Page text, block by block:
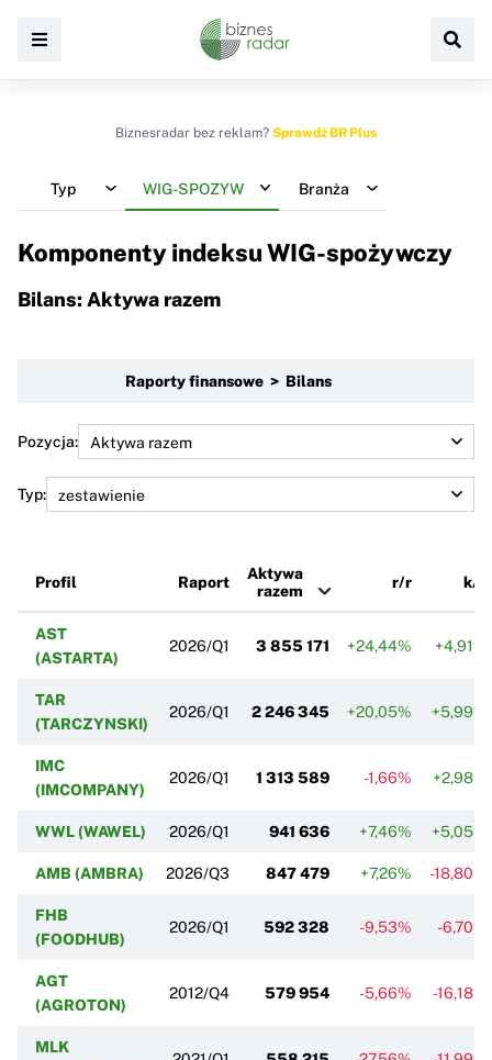
Biznesradar bez reklam? Sprawdź BR Plus
Typ WIG-SPOZYW Branża
Komponenty indeksuWIG-spożywczy
Bilans: Aktywa razem
Raporty finansowe > Bilans
Pozycja:
Typ:
Profil Raport
Aktywa
razem
r/r k/k
AST
(ASTARTA)
2026/Q1 3 855 171 +24,44% +4,91%
TAR
(TARCZYNSKI)
2026/Q1 2 246 345 +20,05% +5,99%
IMC
(IMCOMPANY)
2026/Q1 1 313 589 -1,66% +2,98%
WWL (WAWEL) 2026/Q1 941 636 +7,46% +5,05%
AMB (AMBRA) 2026/Q3 847 479 +7,26% -18,80%
FHB
(FOODHUB)
2026/Q1 592 328 -9,53% -6,70%
AGT
(AGROTON)
2012/Q4 579 954 -5,66% -16,18%
MLK